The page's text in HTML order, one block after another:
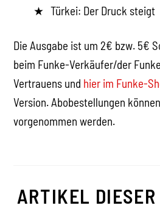
Türkei: Der Druck steigt
Die Ausgabe ist um 2€ bzw. 5€
beim Funke-Verkäufer/der
Vertrauens und hier im Funke-
Version. Abobestellungen
vorgenommen werden.
ARTIKEL DIESER